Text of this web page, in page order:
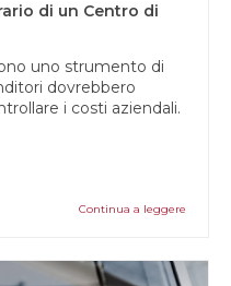
di un Centro di
uno strumento di
dovrebbero
i costi aziendali.
Continua a leggere